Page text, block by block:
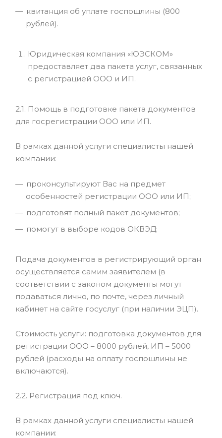
квитанция об уплате госпошлины (800
рублей).
Юридическая компания «ЮЭСКОМ»
предоставляет два пакета услуг, связанных
с регистрацией ООО и ИП.
2.1. Помощь в подготовке пакета документов
для госрегистрации ООО или ИП.
В рамках данной услуги специалисты нашей
компании:
проконсультируют Вас на предмет
особенностей регистрации ООО или ИП;
подготовят полный пакет документов;
помогут в выборе кодов ОКВЭД;
Подача документов в регистрирующий орган
осуществляется самим заявителем (в
соответствии с законом документы могут
подаваться лично, по почте, через личный
кабинет на сайте госуслуг (при наличии ЭЦП).
Стоимость услуги: подготовка документов для
регистрации ООО – 8000 рублей, ИП – 5000
рублей (расходы на оплату госпошлины не
включаются).
2.2. Регистрация под ключ.
В рамках данной услуги специалисты нашей
компании: